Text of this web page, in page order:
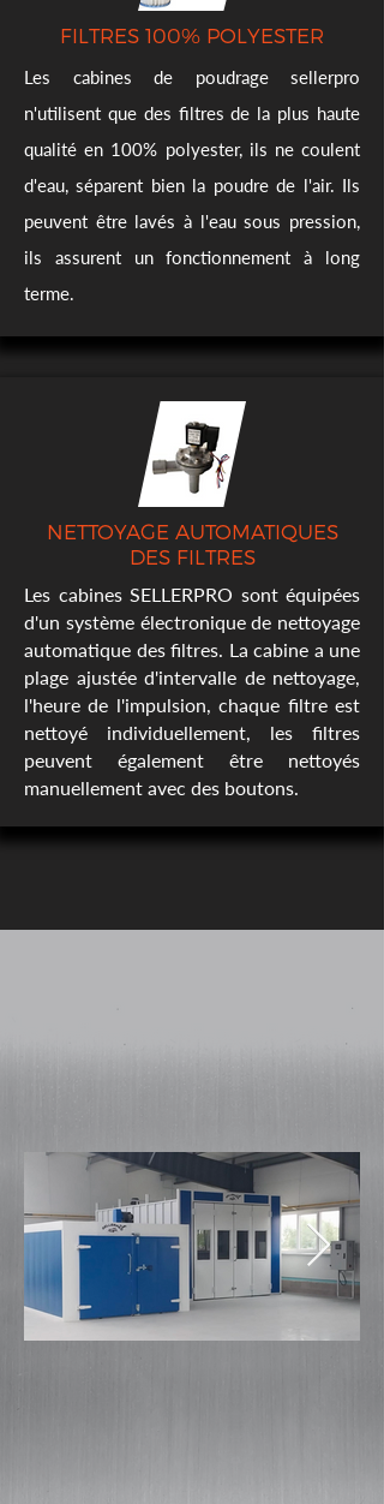
FILTRES 100% POLYESTER
Les cabines de poudrage sellerpro
n'utilisent que des filtres de la plus haute
qualité en 100% polyester, ils ne coulent
d'eau, séparent bien la poudre de l'air. Ils
peuvent être lavés à l'eau sous pression,
ils assurent un fonctionnement à long
terme.
NETTOYAGE AUTOMATIQUES
DES FILTRES
Les cabines SELLERPRO sont équipées
d'un système électronique de nettoyage
automatique des filtres. La cabine a une
plage ajustée d'intervalle de nettoyage,
l'heure de l'impulsion, chaque filtre est
nettoyé individuellement, les filtres
peuvent également être nettoyés
manuellement avec des boutons.